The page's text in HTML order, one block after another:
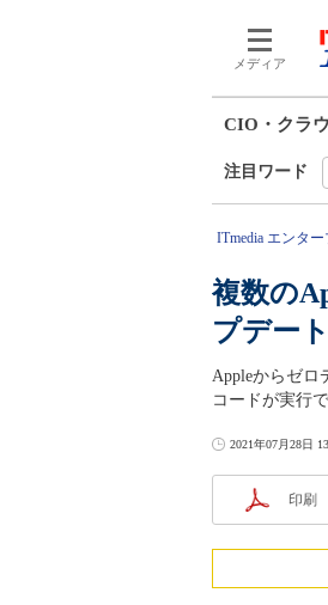
メディア
CIO・クラ
注目ワード
ITmedia エンタ
複数の
プデー
Appleからゼロ
コードが実行
2021年07月28日
印刷